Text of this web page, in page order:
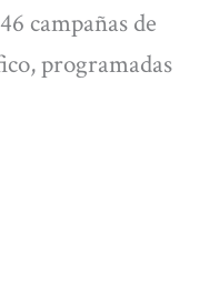
campañas de
programadas